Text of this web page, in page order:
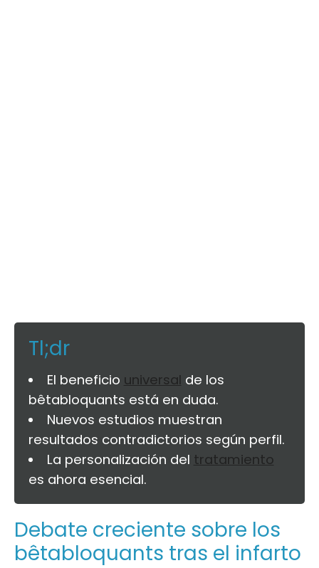
Tl;dr
El beneficio universal de los
bêtabloquants está en duda.
Nuevos estudios muestran
resultados contradictorios según perfil.
La personalización del tratamiento
es ahora esencial.
Debate creciente sobre los
bêtabloquants tras el infarto